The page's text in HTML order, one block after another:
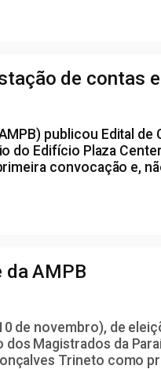
de contas
publicou Edital
do Edifício Plaza
convocação e,
da AMPB
de novembro), de
Magistrados da
Trineto como